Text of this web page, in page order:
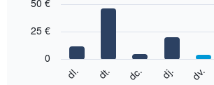
chart
bars.
dl. dt. dc. dj. dv.
0
25 €
50 €